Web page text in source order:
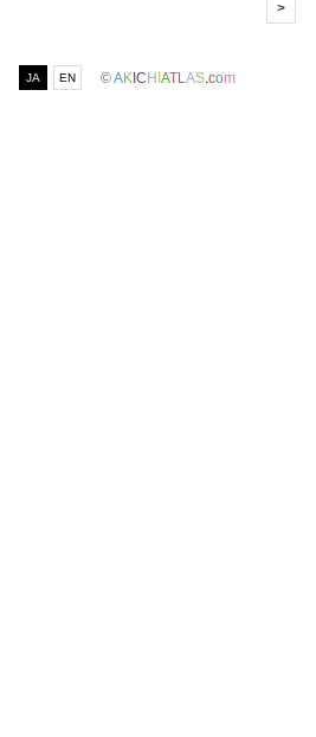
>
JA EN ©AK C H ATLAS.com